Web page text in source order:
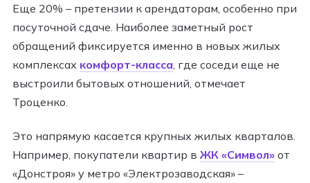
Еще 20% – претензии к арендаторам, особенно при
посуточной сдаче. Наиболее заметный рост
обращений фиксируется именно в новых жилых
комплексах комфорт-класса , где соседи еще не
выстроили бытовых отношений, отмечает
Троценко.
Это напрямую касается крупных жилых кварталов.
Например, покупатели квартир в ЖК «Символ» от
«Донстроя» у метро «Электрозаводская» –